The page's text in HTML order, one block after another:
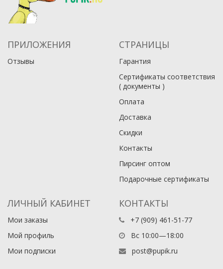
ПРИЛОЖЕНИЯ
Отзывы
СТРАНИЦЫ
Гарантия
Сертификаты соответствия
( документы )
Оплата
Доставка
Скидки
Контакты
Пирсинг оптом
Подарочные сертификаты
ЛИЧНЫЙ КАБИНЕТ
Мои заказы
Мой профиль
Мои подписки
КОНТАКТЫ
+7 (909) 461-51-77
Вс 10:00—18:00
post@pupik.ru